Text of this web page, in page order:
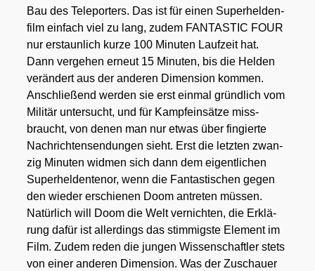
Bau des Tele­por­ters. Das ist für einen Super­hel­den­
film ein­fach viel zu lang, zudem FANTASTIC FOUR
nur erstaun­lich kur­ze 100 Minu­ten Lauf­zeit hat.
Dann ver­ge­hen erneut 15 Minu­ten, bis die Hel­den
ver­än­dert aus der ande­ren Dimen­si­on kom­men.
Anschlie­ßend wer­den sie erst ein­mal gründ­lich vom
Mili­tär unter­sucht, und für Kampf­ein­sät­ze miss­
braucht, von denen man nur etwas über fin­gier­te
Nach­rich­ten­sen­dun­gen sieht. Erst die letz­ten zwan­
zig Minu­ten wid­men sich dann dem eigent­li­chen
Super­hel­den­te­nor, wenn die Fan­tas­ti­schen gegen
den wie­der erschie­nen Doom antre­ten müs­sen.
Natür­lich will Doom die Welt ver­nich­ten, die Erklä­
rung dafür ist aller­dings das stim­migs­te Ele­ment im
Film. Zudem reden die jun­gen Wis­sen­schaft­ler stets
von einer ande­ren Dimen­si­on. Was der Zuschau­er